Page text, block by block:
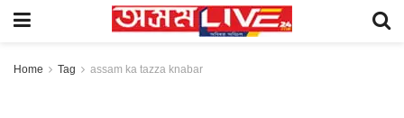
Home Tag assam ka tazza knabar